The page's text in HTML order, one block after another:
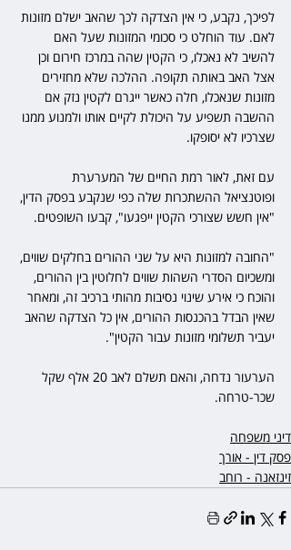
לפיכך, נקבע, כי אין הצדקה לכך שהאב ישלם מזונות
לאם. עוד הוחלט כי סכומי המזונות שעל האם
להשיב לא נאכלו, כי הקטין שהה במרכז חירום וכן
אצל האב באותה תקופה. ההלכה שלא מחזירים
מזונות שנאכלו, חלה כאשר ייגרם לקטין נזק אם
ההשבה תשפיע על היכולת לקיים אותו ולמנוע ממנו
שצרכיו לא יסופקו.
עם זאת, לאור רמת החיים של המערערת
ופוטנציאל ההשתכרות שלה כפי שנקבע בפסק הדין,
"אין חשש שצורכי הקטין ייפגעו", קבעו השופטים.
"החובה למזונות היא על שני ההורים בחלקים שווים,
ומשכיום הסדרי השהות שווים לחלוטין בין ההורים,
והוכח כי אירע שינוי נסיבות מהותי ברכיב זה, ומאחר
שאין הבדל בהכנסות ההורים, אין כל הצדקה שהאב
יעביר תשלומי מזונות עבור הקטין".
הערעור נדחה, והאם תשלם לאב 20 אלף שקל
שכר-טרחה.
דיני משפחה
פסק דין - אורך
זינזאנה - רוחב